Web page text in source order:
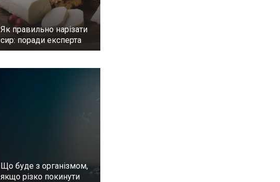
Як правильно нарізати
сир: поради експерта
Що буде з організмом,
якщо різко покинути